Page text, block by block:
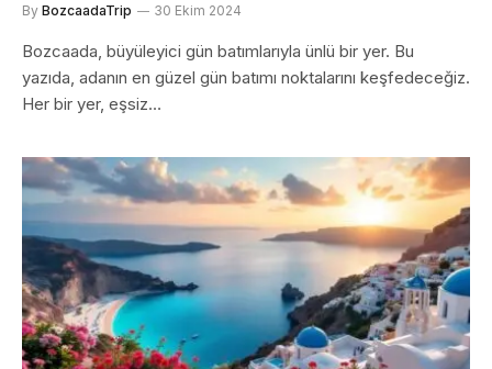
By BozcaadaTrip 30 Ekim 2024
Bozcaada, büyüleyici gün batımlarıyla ünlü bir yer. Bu
yazıda, adanın en güzel gün batımı noktalarını keşfedeceğiz.
Her bir yer, eşsiz…